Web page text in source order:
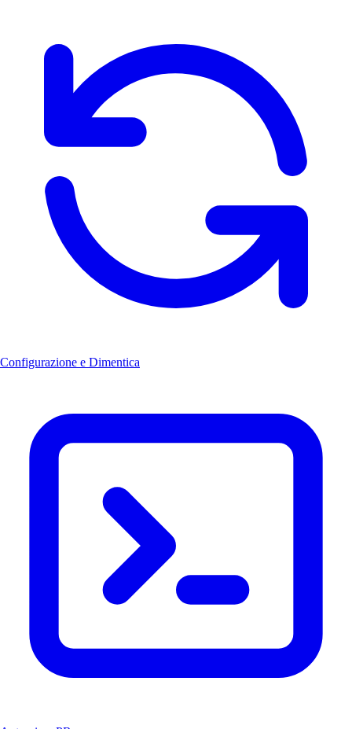
Configurazione e Dimentica